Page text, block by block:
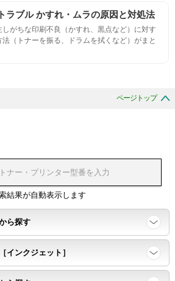
生涯印刷
印刷耐久性
続印刷時の安定性・経時変化の影響の確
寿命レポート
ラブル かすれ・ムラの原因と対処法
がちな印刷不良（かすれ、黒点など）に対す
（トナーを振る、ドラムを拭くなど）がまと
ページトップ
結果が自動表示します
ら探す
インクジェット］